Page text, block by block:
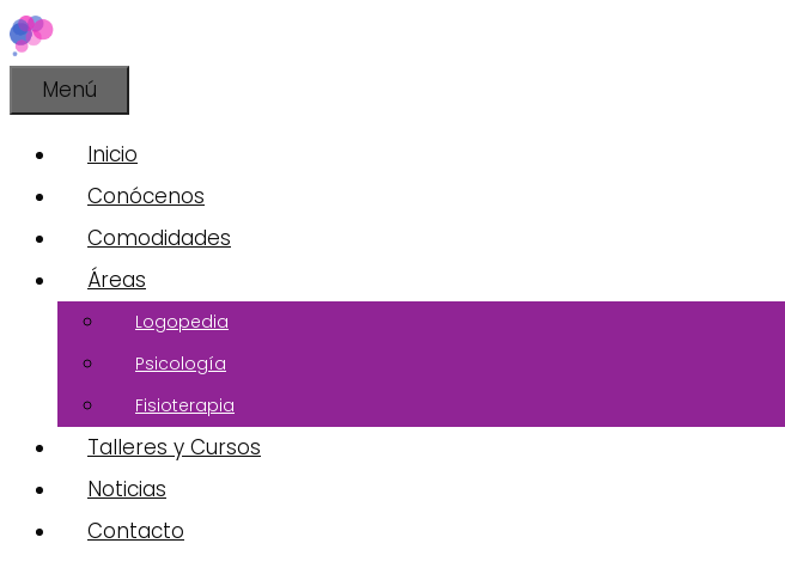
Menú
Inicio
Conócenos
Comodidades
Áreas
Logopedia
Psicología
Fisioterapia
Talleres y Cursos
Noticias
Contacto